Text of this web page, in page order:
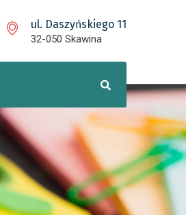
ul. Daszyńskiego 11
32-050 Skawina